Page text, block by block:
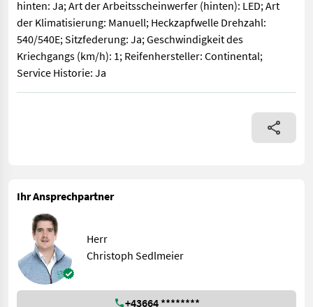
hinten: Ja; Art der Arbeitsscheinwerfer (hinten): LED; Art
der Klimatisierung: Manuell; Heckzapfwelle Drehzahl:
540/540E; Sitzfederung: Ja; Geschwindigkeit des
Kriechgangs (km/h): 1; Reifenhersteller: Continental;
Service Historie: Ja
Klassifizierung: Neumaschine; Hydraulische Lenkung: Ja;
Ihr Ansprechpartner
Herr
Christoph Sedlmeier
+43664 ********